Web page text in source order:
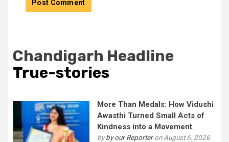
Chandigarh Headline
True-stories
More Than Medals: How Vidushi
Awasthi Turned Small Acts of
Kindness into a Movement
byby our Reporteron August 6, 2026